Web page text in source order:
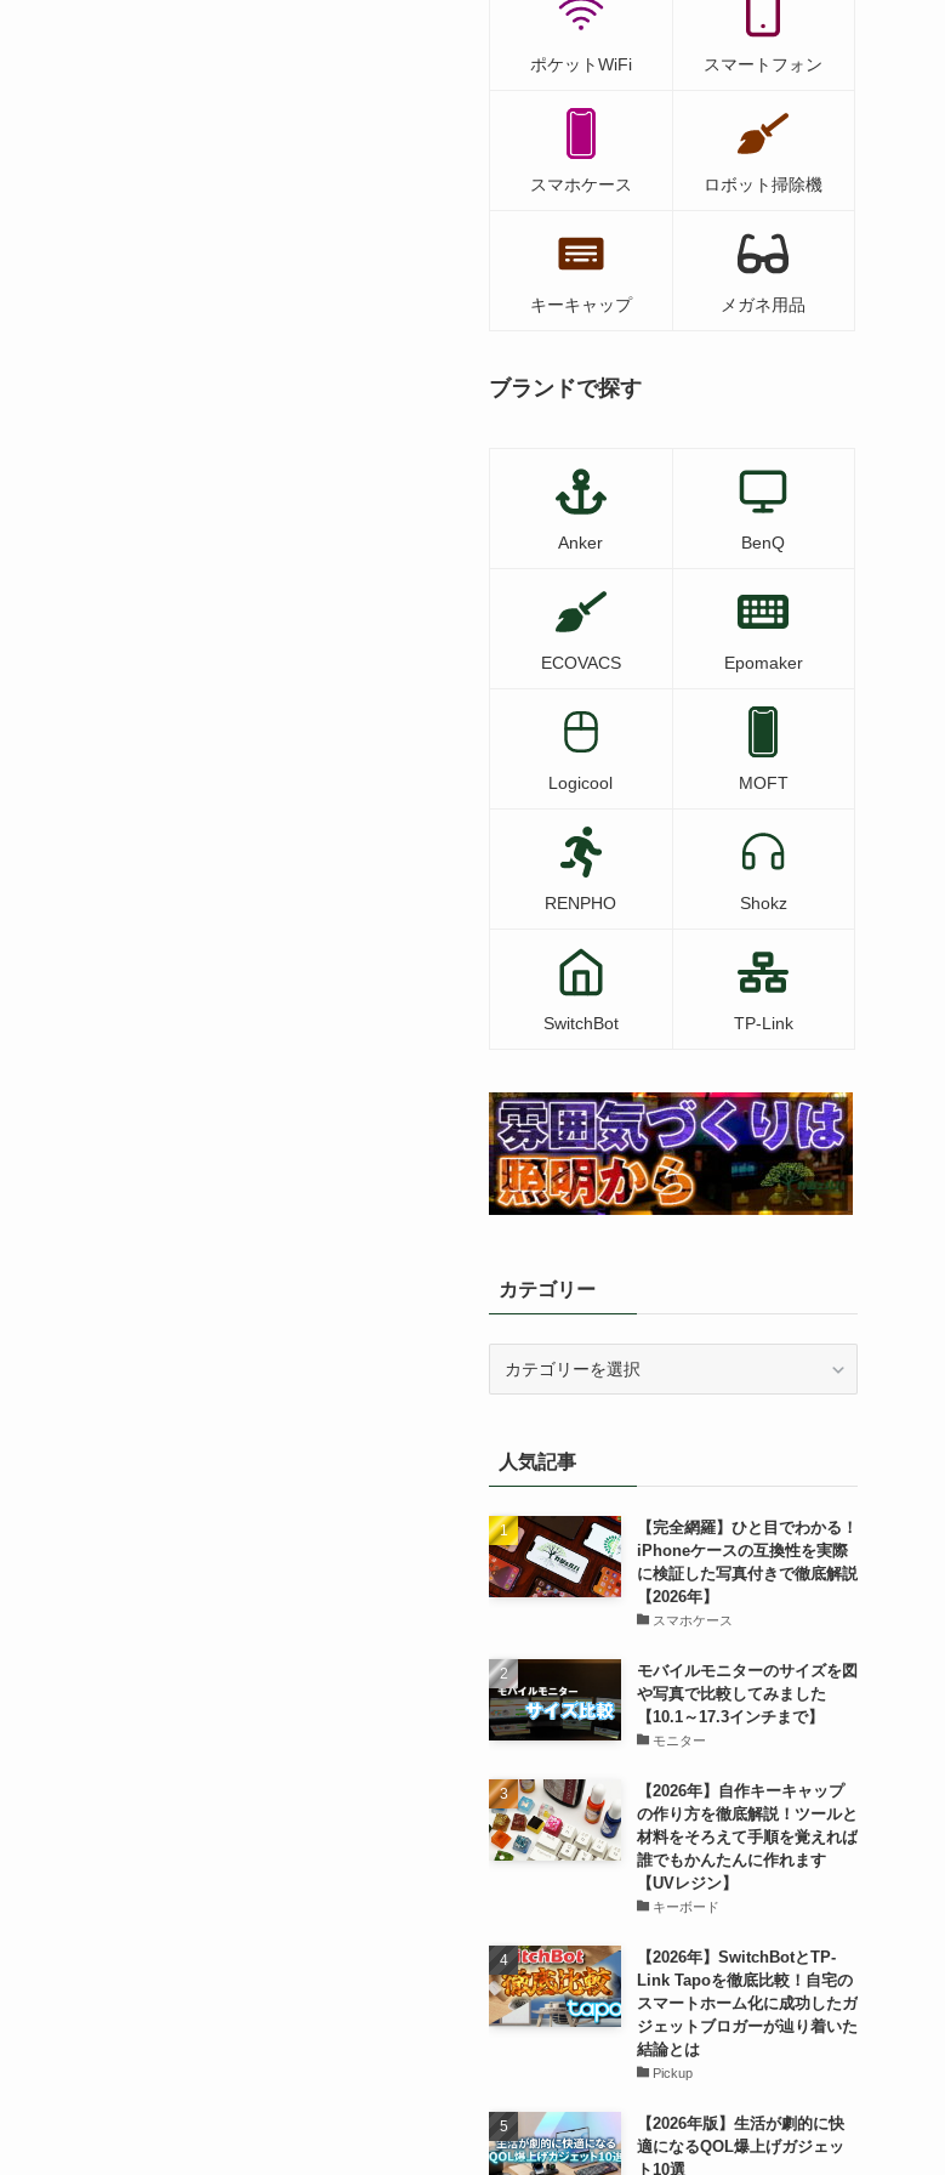
ポケットWiFi スマートフォン
スマホケース ロボット掃除機
キーキャップ メガネ用品
ブランドで探す
Anker BenQ
ECOVACS Epomaker
Logicool MOFT
RENPHO Shokz
SwitchBot TP-Link
カテゴリー
ー人気記事
【完全網羅】ひと目でわかる！
iPhoneケースの互換性を実際
に検証した写真付きで徹底解説
【2026年】
スマホケース
モバイルモニターのサイズを図
や写真で比較してみました
【10.1～17.3インチまで】
モニター
【2026年】自作キーキャップ
の作り方を徹底解説！ツールと
材料をそろえて手順を覚えれば
誰でもかんたんに作れます
【UVレジン】
キーボード
【2026年】SwitchBotとTP-
Link Tapoを徹底比較！自宅の
スマートホーム化に成功したガ
ジェットブロガーが辿り着いた
結論とは
Pickup
【2026年版】生活が劇的に快
適になるQOL爆上げガジェッ
ト10選